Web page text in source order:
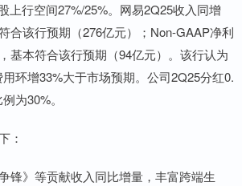
行空间27%/25%。网易2Q25收入同增
合该行预期（276亿元）；Non-GAAP净利
基本符合该行预期（94亿元）。该行认为
环增33%大于市场预期。公司2Q25分红0.
为30%。
：
》等贡献收入同比增量，丰富跨端生